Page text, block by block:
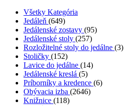
Všetky Kategória
Jedáleň (649)
Jedálenské zostavy (95)
Jedálenské stoly (257)
Rozložitelné stoly do jedálne (3)
Stoličky (152)
Lavice do jedálne (14)
Jedálenské kreslá (5)
Príborníky a kredence (6)
Obývacia izba (2646)
Knižnice (118)